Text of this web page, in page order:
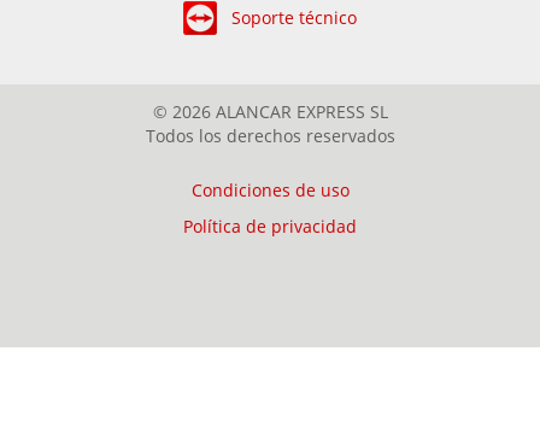
Soporte técnico
© 2026 ALANCAR EXPRESS SL
Todos los derechos reservados
Condiciones de uso
Política de privacidad